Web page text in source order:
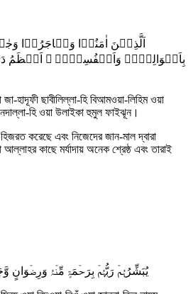
اَلَّذِیۡنَ اٰمَنُوۡا وَہَاجَرُوۡا
بِاَمۡوَالِہِمۡ وَاَنۡفُسِہِمۡ ۙ اَعۡظَمُ
হাদূফী ছাবীলিল্লা-হি বিআমওয়া-লিহিম ওয়া
হি ওয়া উলাইকা হুমুল ফাইঝূন।
করেছে এবং নিজেদের জান-মাল দ্বারা
কাছে মর্যাদায় অনেক শ্রেষ্ঠ এবং তারাই
یُبَشِّرُہُمۡ رَبُّہُمۡ بِرَحۡمَۃٍ مِّنۡہُ وَرِضۡوَانٍ